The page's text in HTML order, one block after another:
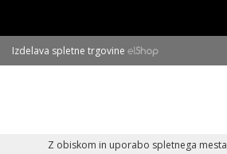
Izdelava spletne trgovine
Z obiskom in uporabo spletnega mesta